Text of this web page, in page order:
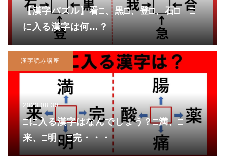
【漢字パズル】看□、黒□、登□、石□ □
に入る漢字は何…？
漢字読み講座
2023.08.30
□に入る漢字はなんでしょう？□満、□
来、□明、□完・・・